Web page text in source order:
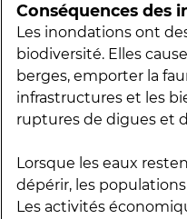
Conséquences des
Les inondations ont
biodiversité. Elles
berges, emporter la
infrastructures et les
ruptures de digues et
Lorsque les eaux
dépérir, les
Les activités